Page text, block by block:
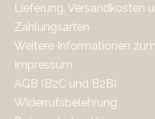
Lieferung, Versandkosten
Zahlungsarten
Weitere Informationen
Impressum
AGB (B2C und B2B)
Widerrufsbelehrung